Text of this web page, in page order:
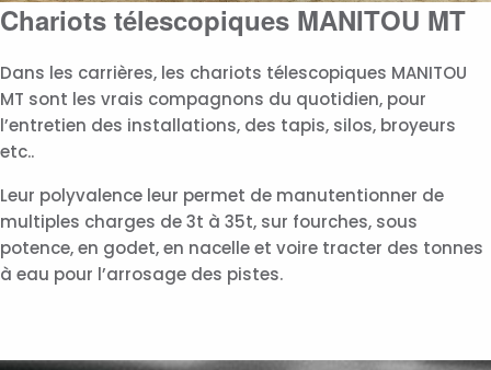
Chariots télescopiques MANITOU MT
Dans les carrières, les chariots télescopiques MANITOU
MT sont les vrais compagnons du quotidien, pour
l’entretien des installations, des tapis, silos, broyeurs
etc..
Leur polyvalence leur permet de manutentionner de
multiples charges de 3t à 35t, sur fourches, sous
potence, en godet, en nacelle et voire tracter des tonnes
à eau pour l’arrosage des pistes.